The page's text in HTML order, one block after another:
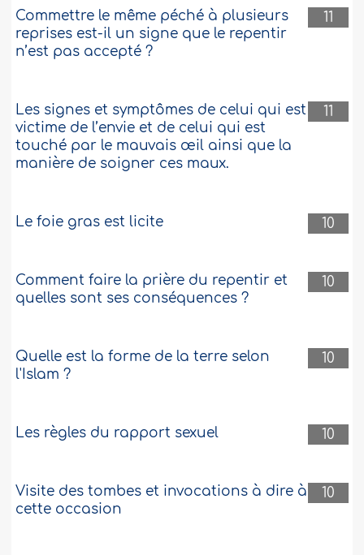
11
Commettre le même péché à plusieurs
reprises est-il un signe que le repentir
n’est pas accepté ?
11
Les signes et symptômes de celui qui est
victime de l’envie et de celui qui est
touché par le mauvais œil ainsi que la
manière de soigner ces maux.
10
Le foie gras est licite
10
Comment faire la prière du repentir et
quelles sont ses conséquences ?
10
Quelle est la forme de la terre selon
l'Islam ?
10
Les règles du rapport sexuel
10
Visite des tombes et invocations à dire à
cette occasion